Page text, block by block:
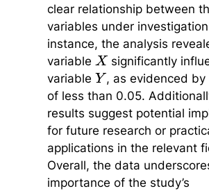
clear relationship between
variables under
instance, the analysis
variable X significantly
variable Y , as evidenced by
of less than 0.05.
results suggest potential
for future research or
applications in the relevant
Overall, the data
importance of the study’s